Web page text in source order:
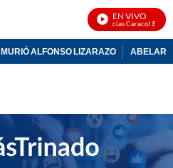
EN VIVO
Noticias Caracol En Vivo
MURIÓ ALFONSO LIZARAZO